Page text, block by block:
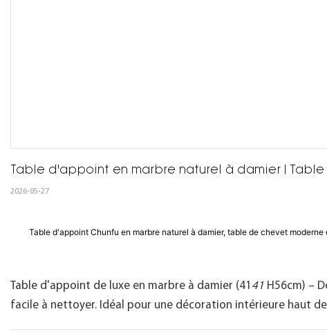
Table d'appoint en marbre naturel à damier |
2026-05-27
Table d'appoint Chunfu en marbre naturel à damier, table de chevet moderne
Table d'appoint de luxe en marbre à damier (41 41 H56cm) –
facile à nettoyer. Idéal pour une décoration intérieure haut